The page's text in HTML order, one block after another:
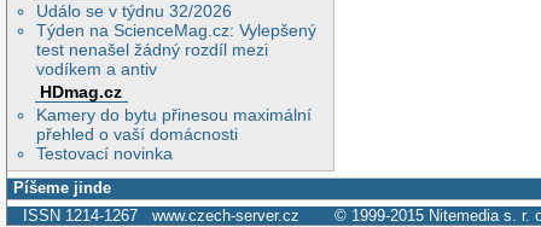
Událo se v týdnu 32/2026
Týden na ScienceMag.cz: Vylepšený
test nenašel žádný rozdíl mezi
vodíkem a antiv
HDmag.cz
Kamery do bytu přinesou maximální
přehled o vaší domácnosti
Testovací novinka
Píšeme jinde
ISSN 1214-1267 www.czech-server.cz © 1999-2015 Nitemedia s. r.